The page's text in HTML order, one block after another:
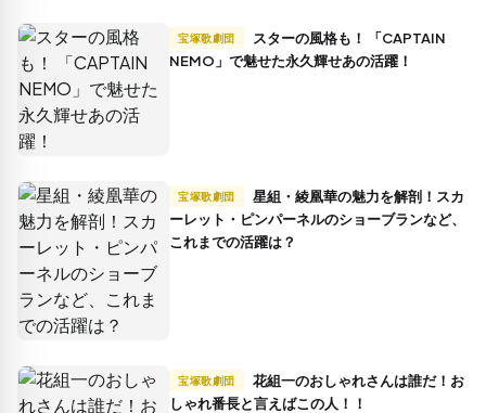
宝塚歌劇団
NEMO」で魅せた永久輝せあの活躍！
宝塚歌劇団
ーレット・ピンパーネルのショーブランなど、
これまでの活躍は？
宝塚歌劇団
しゃれ番長と言えばこの人！！